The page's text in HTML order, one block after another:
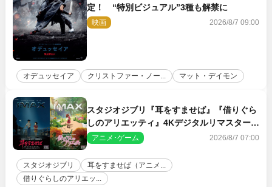
定！ “特別ビジュアル”3種も解禁に
映画 2026/8/7 09:00
オデュッセイア クリストファー・ノー... マット・デイモン
スタジオジブリ『耳をすませば』『借りぐら
しのアリエッティ』4Kデジタルリマスターで
IMAX上映決定！
アニメ･ゲーム 2026/8/7 07:00
スタジオジブリ
耳をすませば（アニメ...
借りぐらしのアリエッ...